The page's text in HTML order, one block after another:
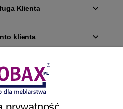
Klienta
klienta
i dostawa